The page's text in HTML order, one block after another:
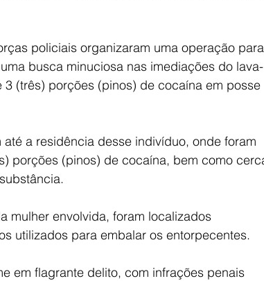
policiais organizaram uma operação para
busca minuciosa nas imediações do lava-
(três) porções (pinos) de cocaína em posse
a residência desse indivíduo, onde foram
porções (pinos) de cocaína, bem como
mulher envolvida, foram localizados
utilizados para embalar os entorpecentes.
em flagrante delito, com infrações penais